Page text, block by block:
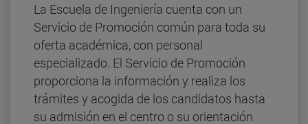
La Escuela de Ingeniería cuenta con un
Servicio de Promoción común para toda su
oferta académica, con personal
especializado. El Servicio de Promoción
proporciona la información y realiza los
trámites y acogida de los candidatos hasta
su admisión en el centro o su orientación